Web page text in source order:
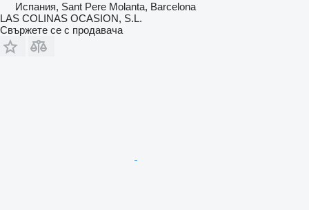
Испания, Sant Pere Molanta, Barcelona
LAS COLINAS OCASION, S.L.
Свържете се с продавача